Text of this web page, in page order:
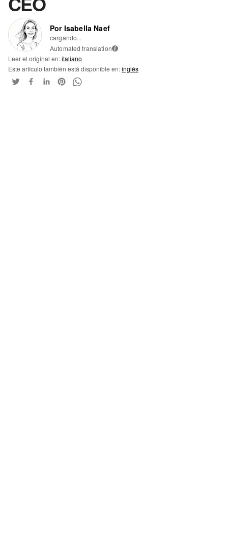
Por Isabella Naef
cargando...
Automated translation i
Leer el original en:italiano
Este artículo también está disponible en:inglés